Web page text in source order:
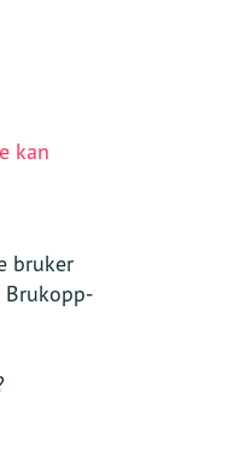
kan
bruker
Brukopp-